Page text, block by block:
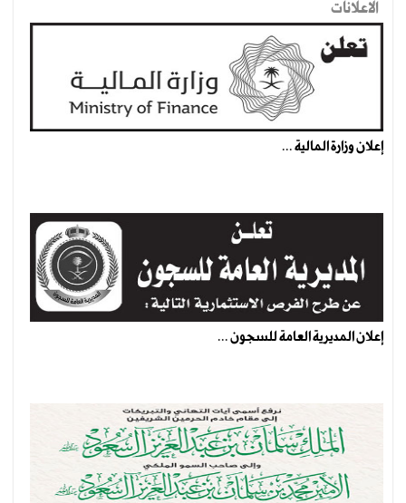
الاعلانات
إعلان وزارة المالية ...
إعلان المديرية العامة للسجون ...